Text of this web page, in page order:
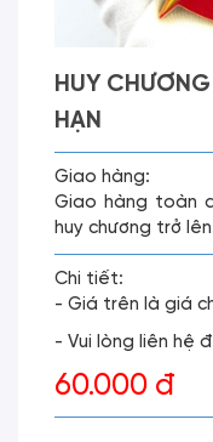
HUY
HẠN
Giao hàng:
Giao hàng toàn
huy chương trở
Chi tiết:
- Giá trên là giá
- Vui lòng liên hệ
60.000 đ